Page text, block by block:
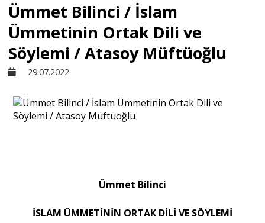
Derkenar
Sivil Toplum
Kültür - Sanat
Yorum - Analiz
Ümmet Bilinci / İslam
Ümmetinin Ortak Dili ve
Söylemi / Atasoy Müftüoğlu
29.07.2022
Ümmet Bilinci
İSLAM ÜMMETİNİN ORTAK DİLİ VE SÖYLEMİ